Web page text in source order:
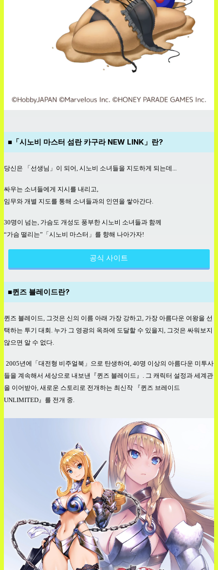
■「시노비 마스터 섬란 카구라 NEW LINK」란?
당신은 「선생님」이 되어, 시노비 소녀들을 지도하게 되는데...
싸우는 소녀들에게 지시를 내리고,
임무와 개별 지도를 통해 소녀들과의 인연을 쌓아간다.
30명이 넘는, 가슴도 개성도 풍부한 시노비 소녀들과 함께
“가슴 떨리는” 「시노비 마스터」를 향해 나아가자!
공식 사이트
■퀸즈 블레이드란?
퀸즈 블레이드, 그것은 신의 이름 아래 가장 강하고, 가장 아름다운 여왕을 선
택하는 투기 대회. 누가 그 영광의 옥좌에 도달할 수 있을지, 그것은 싸워보지
않으면 알 수 없다.
2005년에「대전형 비주얼북」으로 탄생하여, 40명 이상의 아름다운 미투사
들을 계속해서 세상으로 내보낸『퀸즈 블레이드』. 그 캐릭터 설정과 세계관
을 이어받아, 새로운 스토리로 전개하는 최신작 『퀸즈 브레이드
UNLIMITED 』를 전개 중.